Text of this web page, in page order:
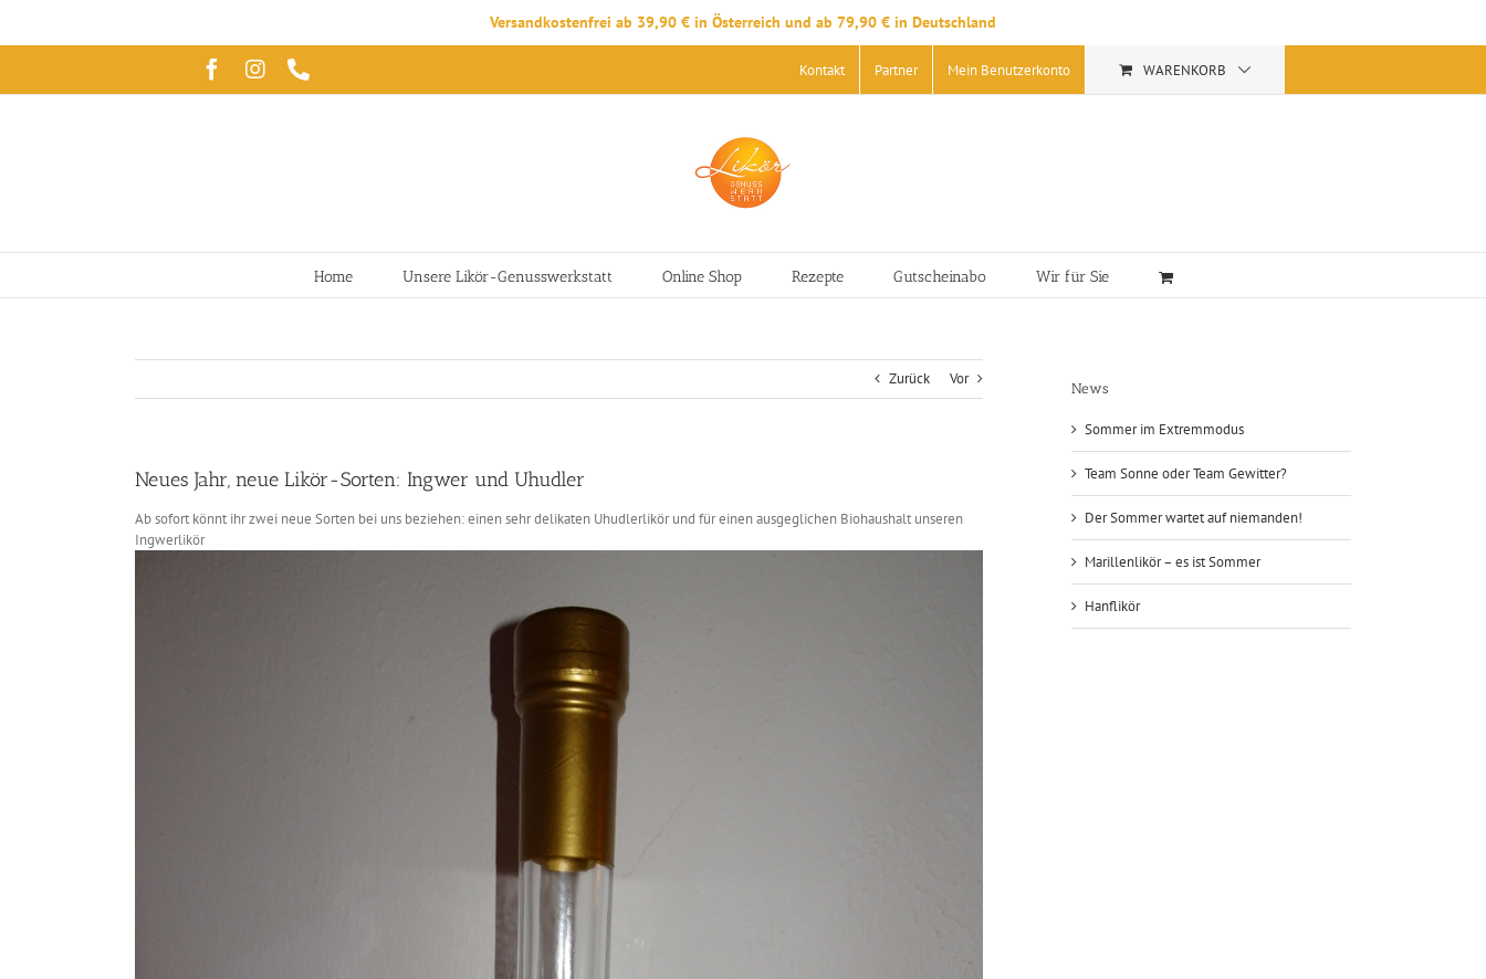
Versandkostenfrei ab 39,90 € in Österreich und ab 79,90 € in Deutschland
springen
Facebook
Instagram Kontakt Partner Mein Benutzerkonto WARENKORB
Home Unsere Likör-Genusswerkstatt Online Shop Rezepte Gutscheinabo Wir für Sie
Zurück Vor
Neues Jahr, neue Likör-Sorten: Ingwer und Uhudler
Ab sofort könnt ihr zwei neue Sorten bei uns beziehen: einen sehr delikaten Uhudlerlikör und für einen ausgeglichen Biohaushalt unseren
Ingwerlikör
News
Sommer im Extremmodus
Team Sonne oder Team Gewitter?
Der Sommer wartet auf niemanden!
Marillenlikör – es ist Sommer
Hanflikör